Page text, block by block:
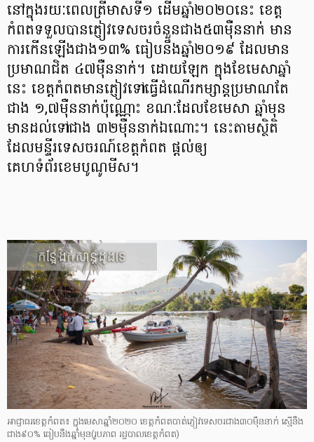
នៅក្នុងរយៈពេលត្រីមាសទី១ ដើមឆ្នាំ២០២០នេះ ខេត្ត
កំពតទទួលបានភ្ញៀវទេសចរចំនួនជាង៥៣ម៉ឺននាក់ មាន
ការកើនឡើងជាង១៣% ធៀបនឹងឆ្នាំ២០១៩ ដែលមាន
ប្រមាណជិត ៤៧ម៉ឺននាក់។ ដោយឡែក ក្នុងខែមេសាឆ្នាំ
នេះ ខេត្តកំពតមានភ្ញៀវទៅធ្វើដំណើរកម្សាន្ដប្រមាណតែ
ជាង ១,៧ម៉ឺននាក់ប៉ុណ្ណោះ ខណៈដែលខែមេសា ឆ្នាំមុន
មានដល់ទៅជាង ៣២ម៉ឺននាក់ឯណោះ។ នេះតាមស្ថិតិ
ដែលមន្ទីរទេសចរណ៍ខេត្តកំពត ផ្តល់ឲ្យ
គេហទំព័រខេមបូណូមីស។
អាជ្ញាធរខេត្តកំពត៖ ក្នុងមេសាឆ្នាំ២០២០ ខេត្តកំពតបាត់ភ្ញៀវទេសចរជាង៣០ម៉ឺននាក់ ស្មើនឹង
ជាង៩០% ធៀបនឹងឆ្នាំមុន(រូបភាព រដ្ឋបាលខេត្តកំពត)